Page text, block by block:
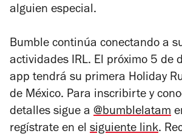
alguien especial.
Bumble continúa conectando a
actividades IRL. El próximo 5 de
app tendrá su primera Holiday
de México. Para inscribirte y
detalles sigue a @bumblelatam
regístrate en el siguiente link.